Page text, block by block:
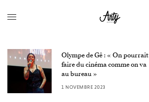
Olympe de Gê : « On pourrait
faire du cinéma comme on va
au bureau »
1 NOVEMBRE 2023